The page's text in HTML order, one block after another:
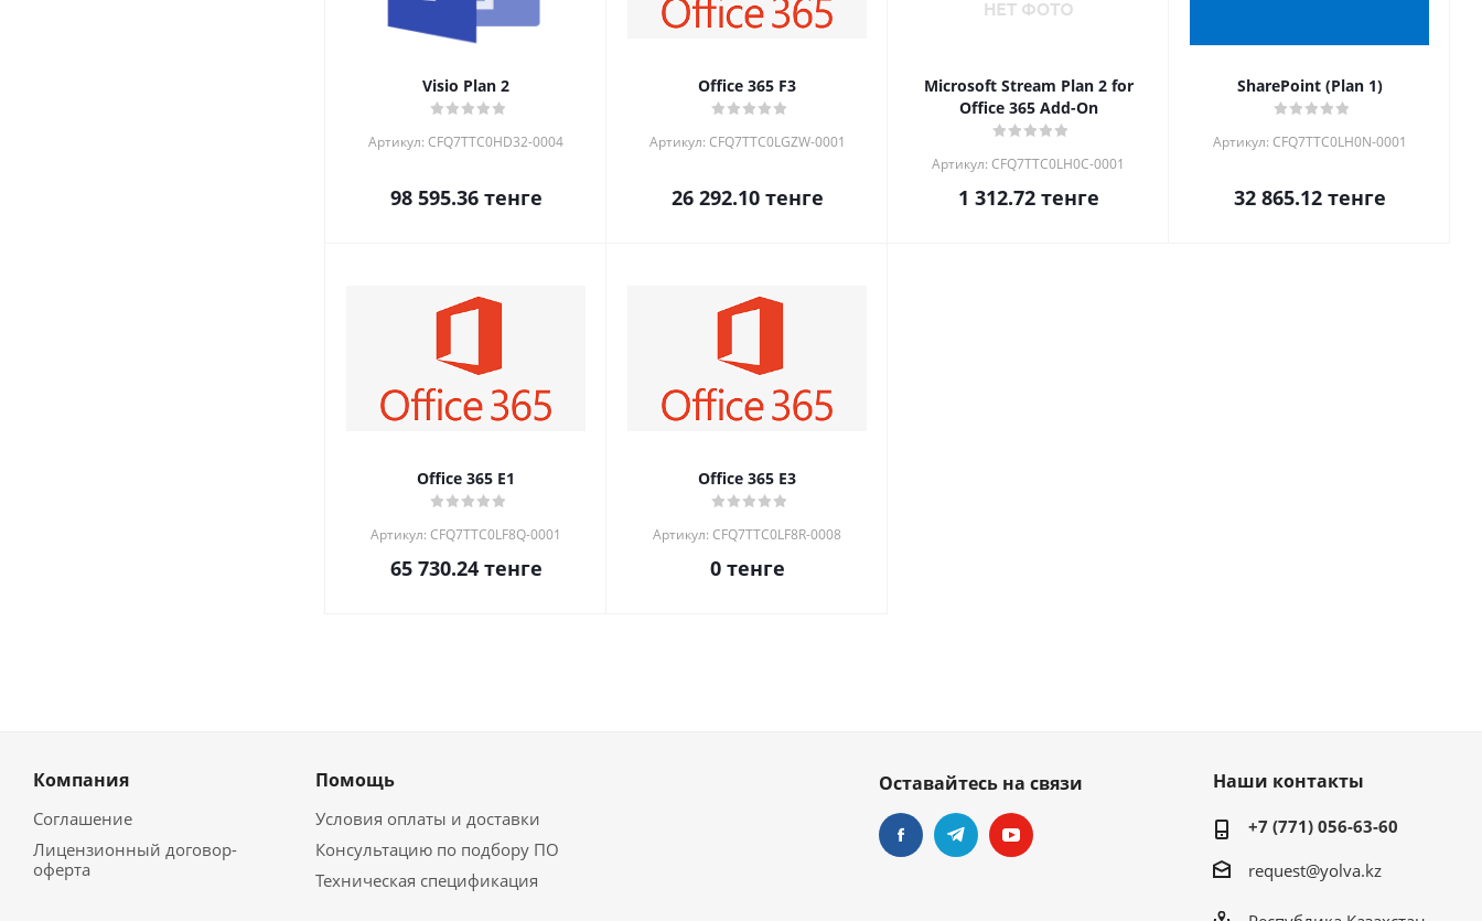
Visio Plan 2
Артикул: CFQ7TTC0HD32-0004
98 595.36тенге
Office 365 F3
Артикул: CFQ7TTC0LGZW-0001
26 292.10тенге
Microsoft Stream Plan 2 for
Office 365 Add-On
Артикул: CFQ7TTC0LH0C-0001
1 312.72тенге
SharePoint (Plan 1)
Артикул: CFQ7TTC0LH0N-0001
32 865.12тенге
Office 365 E1
Артикул: CFQ7TTC0LF8Q-0001
65 730.24тенге
Office 365 E3
Артикул: CFQ7TTC0LF8R-0008
0тенге
Компания
Соглашение
Лицензионный договор-
оферта
Помощь
Условия оплаты и доставки
Консультацию по подбору ПО
Техническая спецификация
Оставайтесь на связи Наши контакты
+7 (771) 056-63-60
request@yolva.kz